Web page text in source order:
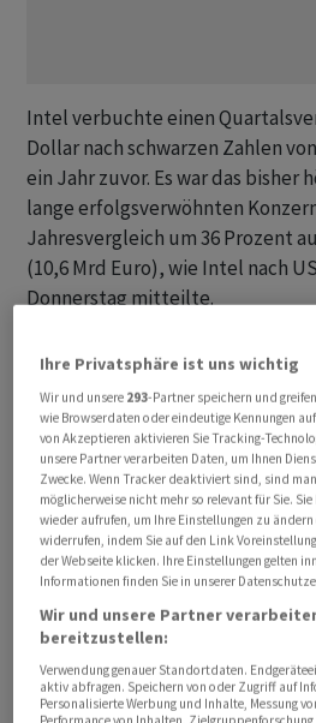
Intel verbuchte einen
Dollar nach schwarzen Zahlen
ein Jahr zuvor. Es war das bisher
lange erfolgsverwöhnten
Jahresvergleich um 36 Prozent
(10,6 Mrd Euro), wie Intel nach
Donnerstag mitteilte.
Intel macht zum einen die
nach dem Boom zu Beginn der
die Verkäufe von Prozessoren
Desktop-Computer schrumpften
Milliarden Dollar. Aber auch bei
Rechenzentren ging es erneut
Sparte fiel um 39 Prozent auf
verlor in dem lukrativen
und Technik zum autonomen
war ein Lichtblick mit einem
Ihre Privatsphäre ist uns wichtig
Wir und unsere 293-Partner speichern und
wie Browserdaten oder eindeutige Kennungen
von Akzeptieren aktivieren Sie Tracking-
unsere Partner verarbeiten Daten, um Ihnen
Zwecke. Wenn Tracker deaktiviert sind, sind
möglicherweise nicht mehr so relevant für Sie.
wieder aufrufen, um Ihre Einstellungen zu
widerrufen, indem Sie auf den Link
der Webseite klicken. Ihre Einstellungen gelten
Informationen finden Sie in unserer
Wir und unsere Partner
bereitzustellen:
Verwendung genauer Standortdaten.
aktiv abfragen. Speichern von oder Zugriff auf
Personalisierte Werbung und Inhalte, Messung